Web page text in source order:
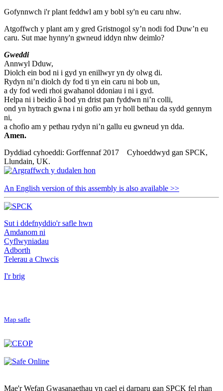
Gofynnwch i'r plant feddwl am y bobl sy'n eu caru nhw.
Atgoffwch y plant am y gred Gristnogol sy’n nodi fod Duw’n eu
caru. Sut mae hynny'n gwneud iddyn nhw deimlo?
Gweddi
Annwyl Dduw,
Diolch ein bod ni i gyd yn enillwyr yn dy olwg di.
Rydyn ni’n diolch dy fod ti yn ein caru ni bob un,
a dy fod wedi rhoi gwahanol ddoniau i ni i gyd.
Helpa ni i beidio â bod yn drist pan fyddwn ni’n colli,
ond yn hytrach gwna i ni gofio am yr holl bethau da sydd gennym
ni,
a chofio am y pethau rydyn ni’n gallu eu gwneud yn dda.
Amen.
Dyddiad cyhoeddi: Gorffennaf 2017 Cyhoeddwyd gan SPCK,
Llundain, UK.
An English version of this assembly is also available >>
Sut i ddefnyddio'r safle hwn
Amdanom ni
Cyflwyniadau
Adborth
Telerau a Chwcis
I'r brig
Map safle
Mae'r Wefan Gwasanaethau yn cael ei darparu gan SPCK fel rhan